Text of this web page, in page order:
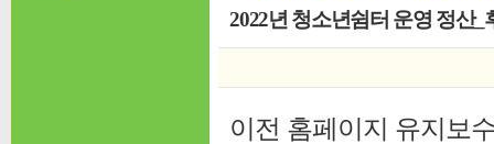
2022년 청소년쉼터 운영 정산
이전 홈페이지 유지보